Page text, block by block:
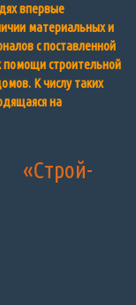
впервые
материальных и
с поставленной
помощи строительной
К числу таких
на
«Строй-